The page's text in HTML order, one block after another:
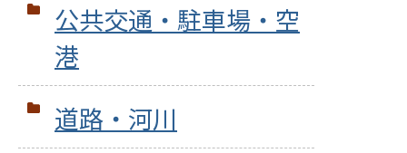
公共交通・駐車場・空
港
道路・河川